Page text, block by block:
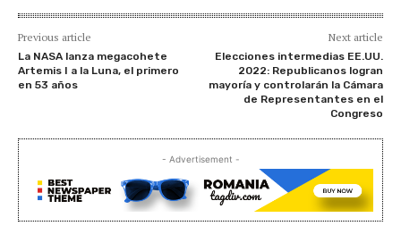
Previous article
La NASA lanza megacohete
Artemis I a la Luna, el primero
en 53 años
Next article
Elecciones intermedias EE.UU.
2022: Republicanos logran
mayoría y controlarán la Cámara
de Representantes en el
Congreso
- Advertisement -